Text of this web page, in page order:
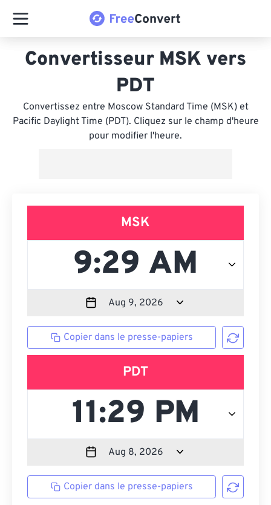
Convertisseur MSK vers
PDT
Convertissez entre Moscow Standard Time (MSK) et
Pacific Daylight Time (PDT). Cliquez sur le champ d'heure
pour modifier l'heure.
MSK
Copier dans le presse-papiers
PDT
Copier dans le presse-papiers